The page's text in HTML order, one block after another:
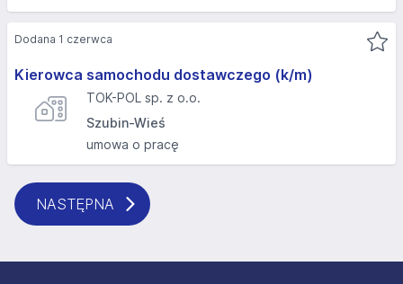
Kierowca samochodu dostawczego (k/m)
TOK-POL sp. z o.o.
Szubin-Wieś
umowa o pracę
Dodana 1 czerwca
NASTĘPNA